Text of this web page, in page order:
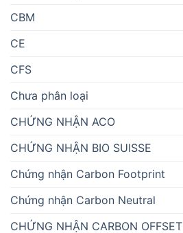
CBM
CE
CFS
Chưa phân loại
CHỨNG NHẬN ACO
CHỨNG NHẬN BIO SUISSE
Chứng nhận Carbon Footprint
Chứng nhận Carbon Neutral
CHỨNG NHẬN CARBON OFFSET